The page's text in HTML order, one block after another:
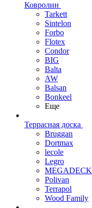
Ковролин
Tarkett
Sintelon
Forbo
Flotex
Condor
BIG
Balta
AW
Balsan
Bonkeel
Еще
Террасная доска
Bruggan
Dortmax
lecole
Legro
MEGADECK
Polivan
Terrapol
Wood Family